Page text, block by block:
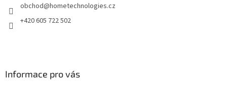
obchod@hometechnologies.cz
+420 605 722 502
Informace pro vás